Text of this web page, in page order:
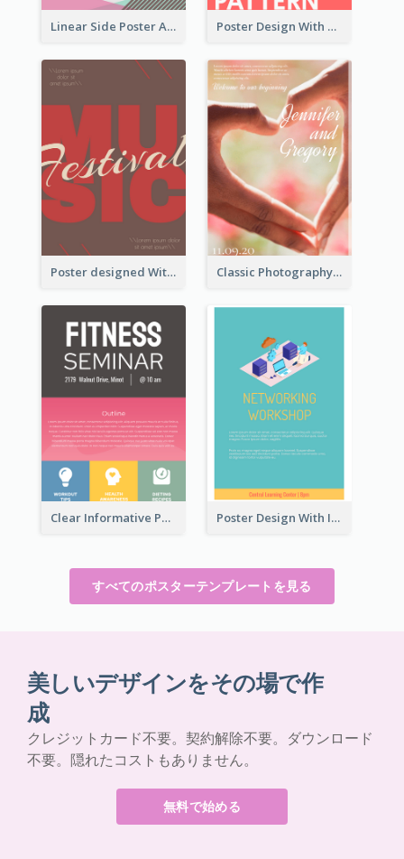
Linear Side Poster About Dessert Poster Design With Clear Colour Division
Poster designed With Several Types Of Typography Classic Photography Poster For Wedding
Clear Informative Poster Of Seminar Poster Design With Isometric Illustration Of Network
すべてのポスターテンプレートを見る
美しいデザインをその場で作
成
クレジットカード不要。契約解除不要。ダウンロード
不要。隠れたコストもありません。
無料で始める